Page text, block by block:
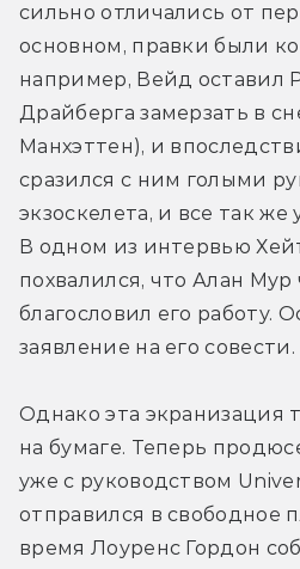
сильно отличались от
основном, правки были
например, Вейд оставил
Драйберга замерзать в
Манхэттен), и
сразился с ним голыми
экзоскелета, и все так
В одном из интервью
похвалился, что Алан Мур
благословил его работу.
заявление на его совести.
Однако эта экранизация
на бумаге. Теперь
уже с руководством
отправился в свободное
время Лоуренс Гордон